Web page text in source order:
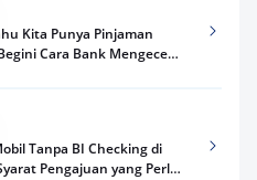
Kita Punya Pinjaman
Cara Bank Mengecek
Tanpa BI Checking di
Pengajuan yang Perlu